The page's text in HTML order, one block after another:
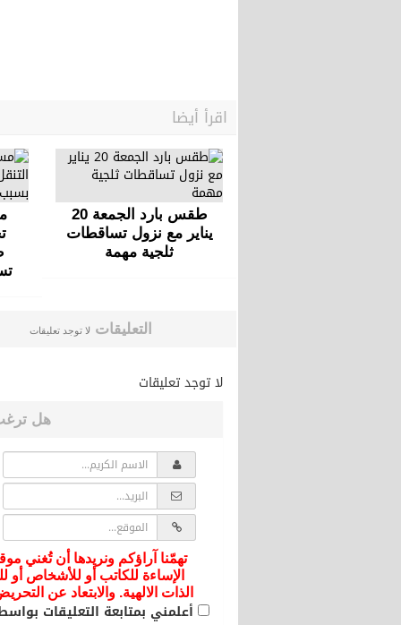
اقرأ أيضا
طقس بارد الجمعة 20
يناير مع نزول تساقطات
ثلجية مهمة
التعليقات لا توجد تعليقات
لا توجد تعليقات
هل
تهمّنا آراؤكم ونريدها أن تُغني
الإساءة للكاتب أو للأشخاص أو
الذات الالهية. والابتعاد عن
أعلمني بمتابعة التعليقات